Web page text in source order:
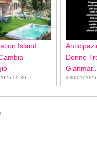
Island
09:39
Donne
Gianmar...
il 30/01/